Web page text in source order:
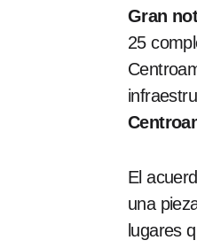
Gran
25
El
una
lugares